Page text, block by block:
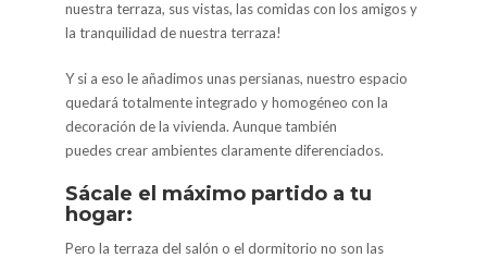
nuestra terraza, sus vistas, las comidas con los amigos y
la tranquilidad de nuestra terraza!
Y si a eso le añadimos unas persianas, nuestro espacio
quedará totalmente integrado y homogéneo con la
decoración de la vivienda. Aunque también
puedes crear ambientes claramente diferenciados.
Sácale el máximo partido a tu
hogar:
Pero la terraza del salón o el dormitorio no son las